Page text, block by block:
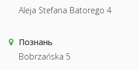
Aleja Stefana Batorego 4
Познань
Bobrzańska 5